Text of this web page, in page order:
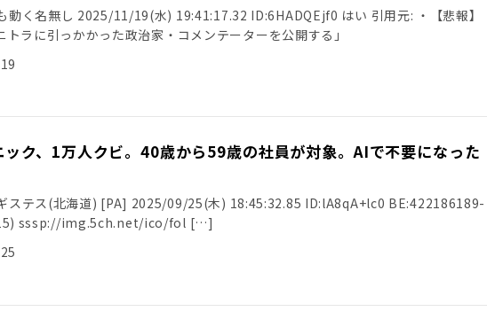
動く名無し 2025/11/19(水) 19:41:17.32 ID:6HADQEjf0 はい 引用元: ・【悲報】
トラに引っかかった政治家・コメンテーターを公開する」
ック、1万人クビ。40歳から59歳の社員が対象。AIで不要になった
ステス(北海道) [PA] 2025/09/25(木) 18:45:32.85 ID:lA8qA+lc0 BE:422186189-
sssp://img.5ch.net/ico/fol […]